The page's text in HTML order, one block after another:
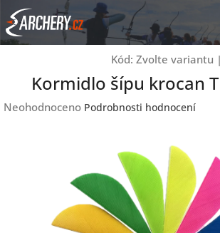
Přejít
na
obsah
Kód: Zvolte variantu |
Kormidlo šípu krocan
Průměrné
Neohodnoceno Podrobnosti hodnocení